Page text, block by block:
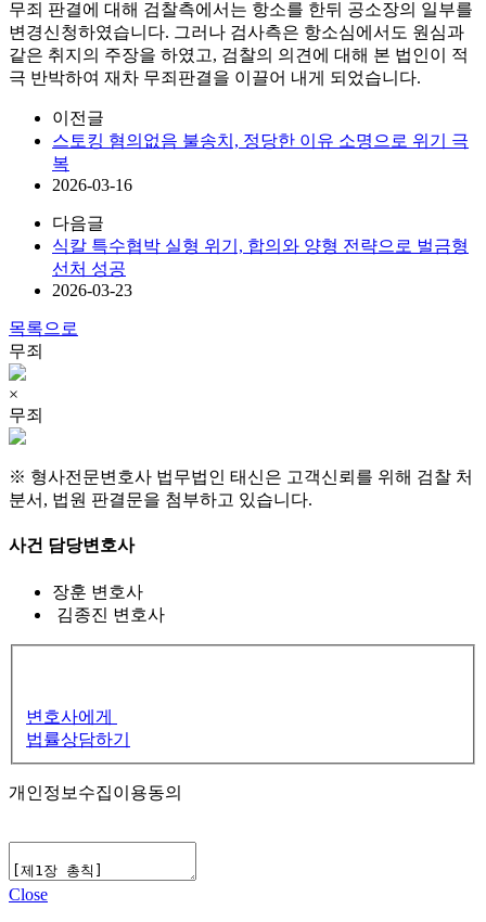
무죄 판결에 대해 검찰측에서는 항소를 한뒤 공소장의 일부를
변경신청하였습니다. 그러나 검사측은 항소심에서도 원심과
같은 취지의 주장을 하였고, 검찰의 의견에 대해 본 법인이 적
극 반박하여 재차 무죄판결을 이끌어 내게 되었습니다.
이전글
스토킹 혐의없음 불송치, 정당한 이유 소명으로 위기 극
복
2026-03-16
다음글
식칼 특수협박 실형 위기, 합의와 양형 전략으로 벌금형
선처 성공
2026-03-23
목록으로
무죄
×
무죄
※ 형사전문변호사 법무법인 태신은 고객신뢰를 위해 검찰 처
분서, 법원 판결문을 첨부하고 있습니다.
사건 담당변호사
장훈 변호사
김종진 변호사
변호사에게
법률상담하기
개인정보수집이용동의
Close